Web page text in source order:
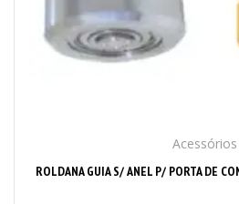
Acessórios
ROLDANA GUIA S/ ANEL P/ PORTA DE